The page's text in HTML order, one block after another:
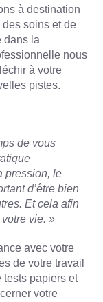
à destination
des soins et de
dans la
nous
à votre
pistes.
de vous
pression, le
d’être bien
Et cela afin
vie. »
avec votre
de votre travail
tests papiers et
votre